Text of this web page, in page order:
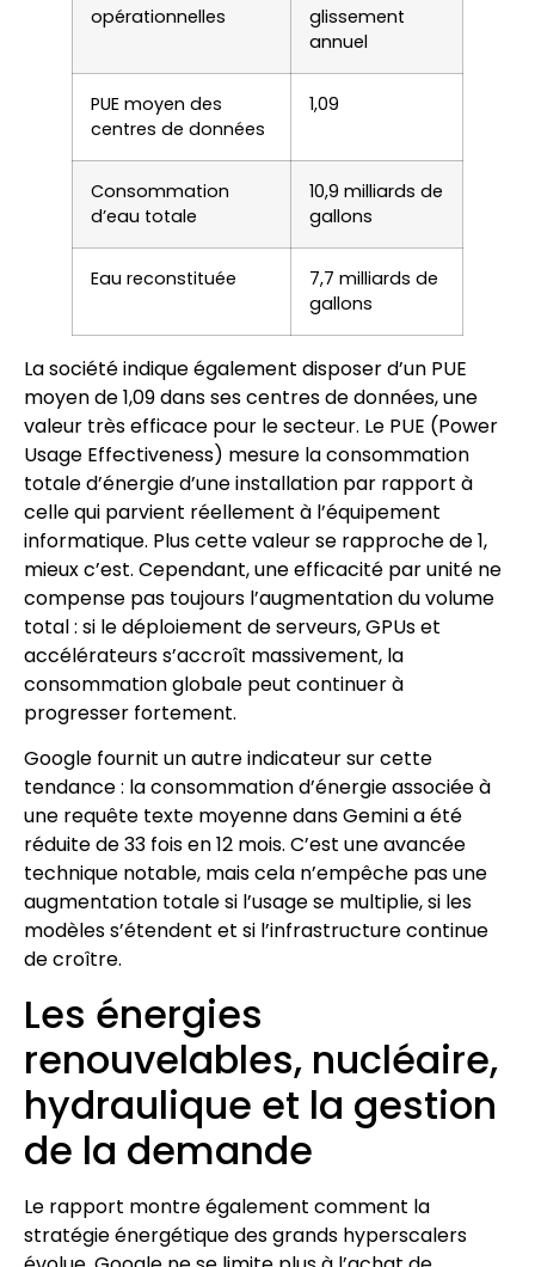
opérationnelles
glissement
annuel
PUE moyen des
centres de données
1,09
Consommation
d’eau totale
10,9 milliards de
gallons
Eau reconstituée
7,7 milliards de
gallons
La société indique également disposer d’un PUE
moyen de 1,09 dans ses centres de données, une
valeur très efficace pour le secteur. Le PUE (Power
Usage Effectiveness) mesure la consommation
totale d’énergie d’une installation par rapport à
celle qui parvient réellement à l’équipement
informatique. Plus cette valeur se rapproche de 1,
mieux c’est. Cependant, une efficacité par unité ne
compense pas toujours l’augmentation du volume
total : si le déploiement de serveurs, GPUs et
accélérateurs s’accroît massivement, la
consommation globale peut continuer à
progresser fortement.
Google fournit un autre indicateur sur cette
tendance : la consommation d’énergie associée à
une requête texte moyenne dans Gemini a été
réduite de 33 fois en 12 mois. C’est une avancée
technique notable, mais cela n’empêche pas une
augmentation totale si l’usage se multiplie, si les
modèles s’étendent et si l’infrastructure continue
de croître.
Les énergies
renouvelables, nucléaire,
hydraulique et la gestion
de la demande
Le rapport montre également comment la
stratégie énergétique des grands hyperscalers